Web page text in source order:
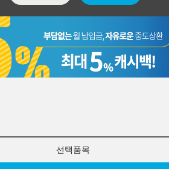
선택품목